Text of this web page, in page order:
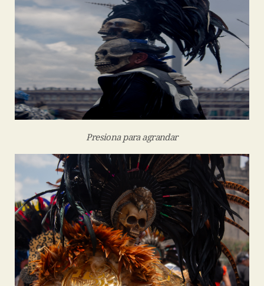
Presiona para agrandar